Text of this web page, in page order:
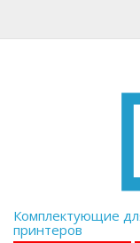
Комплектующие
принтеров